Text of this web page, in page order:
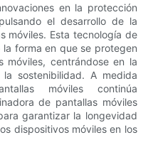
en la protección
el desarrollo de la
móviles. Esta tecnología de
forma en que se protegen
móviles, centrándose en la
sostenibilidad. A medida
móviles continúa
de pantallas móviles
garantizar la longevidad
dispositivos móviles en los